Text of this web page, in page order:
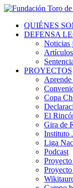
QUIÉNES
DEFENSA
Noticias
Artículos
PROYECTOS
Copa
El
Gira de
Instituto
Liga
Podcast